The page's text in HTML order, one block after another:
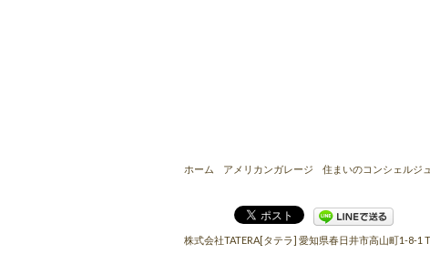
ホーム アメリカンガレージ 住まいのコンシェルジュ
株式会社TATERA[タテラ] 愛知県春日井市高山町1-8-1